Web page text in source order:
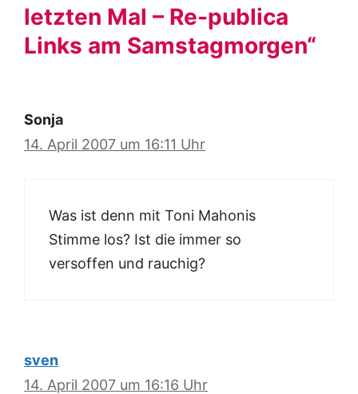
letzten Mal – Re-publica
Links am Samstagmorgen“
Sonja
14. April 2007 um 16:11 Uhr
Was ist denn mit Toni Mahonis
Stimme los? Ist die immer so
versoffen und rauchig?
sven
14. April 2007 um 16:16 Uhr